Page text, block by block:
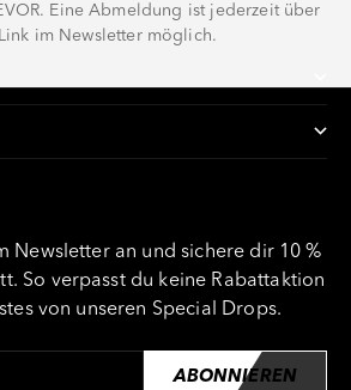
Eine Abmeldung ist jederzeit über
im Newsletter möglich.
Newsletter an und sichere dir 10 %
So verpasst du keine Rabattaktion
von unseren Special Drops.
ABONNIEREN